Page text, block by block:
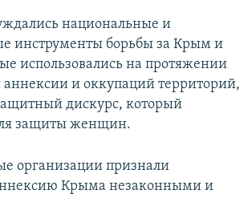
национальные и
инструменты борьбы за Крым и
использовались на протяжении
аннексии и оккупаций территорий,
дискурс, который
защиты женщин.
организации признали
Крыма незаконными и